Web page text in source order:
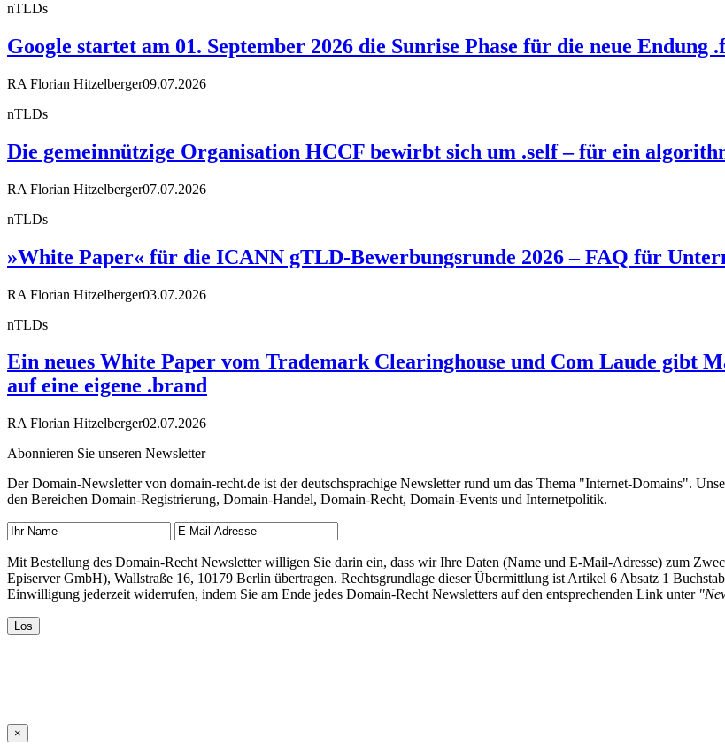
nTLDs
Google startet am 01. September 2026 die Sunrise Phase für die neue Endung
RA Florian Hitzelberger09.07.2026
nTLDs
Die gemeinnützige Organisation HCCF bewirbt sich um .self – für ein
RA Florian Hitzelberger07.07.2026
nTLDs
»White Paper« für die ICANN gTLD-Bewerbungsrunde 2026 – FAQ für
RA Florian Hitzelberger03.07.2026
nTLDs
Ein neues White Paper vom Trademark Clearinghouse und Com Laude gibt
auf eine eigene .brand
RA Florian Hitzelberger02.07.2026
Abonnieren Sie unseren Newsletter
Der Domain-Newsletter von domain-recht.de ist der deutschsprachige Newsletter rund um das Thema "Internet-Domains".
den Bereichen Domain-Registrierung, Domain-Handel, Domain-Recht, Domain-Events und Internetpolitik.
Mit Bestellung des Domain-Recht Newsletter willigen Sie darin ein, dass wir Ihre Daten (Name und E-Mail-Adresse) zum
Episerver GmbH), Wallstraße 16, 10179 Berlin übertragen. Rechtsgrundlage dieser Übermittlung ist Artikel 6 Absatz 1
Einwilligung jederzeit widerrufen, indem Sie am Ende jedes Domain-Recht Newsletters auf den entsprechenden Link unter
×